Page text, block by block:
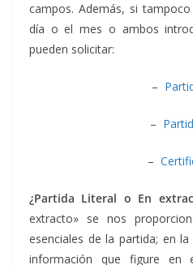
campos. Además, si
día o el mes o ambos
pueden solicitar:
–
–
–
¿Partida Literal o En
extracto» se nos
esenciales de la partida; en
información que figure en